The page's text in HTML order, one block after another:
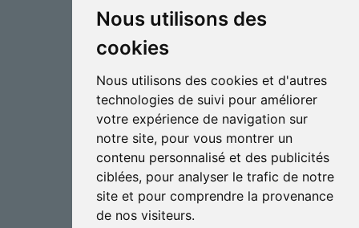
Nous utilisons des
cookies
Nous utilisons des cookies et d'autres
technologies de suivi pour améliorer
votre expérience de navigation sur
notre site, pour vous montrer un
contenu personnalisé et des publicités
ciblées, pour analyser le trafic de notre
site et pour comprendre la provenance
de nos visiteurs.
Biotechnologie
Industriel
Goizper S.Coop.
Antigua, 4
20577 Antzuola (Gipuzkoa)
Spain